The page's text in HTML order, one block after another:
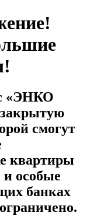
«ЭНКО
смогут
квартиры
и особые
банках